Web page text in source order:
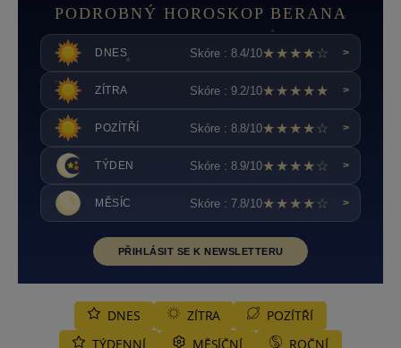
PODROBNÝ HOROSKOP BERANA
DNES Skóre : 8.4/10★★★★☆ >
ZÍTRA Skóre : 9.2/10★★★★★ >
POZÍTŘÍ Skóre : 8.8/10★★★★☆ >
TÝDEN Skóre : 8.9/10★★★★☆ >
MĚSÍC Skóre : 7.8/10★★★★☆ >
PŘIHLÁSIT SE K NEWSLETTERU
DNES ZÍTRA
POZÍTŘÍ
TÝDENNÍ
MĚSÍČNÍ ROČNÍ